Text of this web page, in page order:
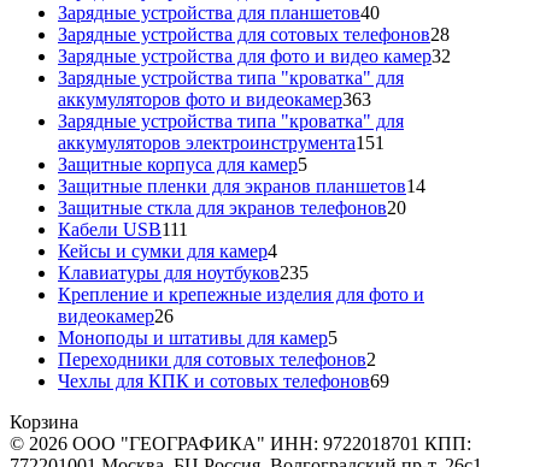
Зарядные устройства для планшетов4040
товаров
Зарядные устройства для сотовых телефонов2828
товаров
Зарядные устройства для фото и видео камер32
Зарядные устройства типа "кроватка" для
аккумуляторов фото и видеокамер363363
товара
Зарядные устройства типа "кроватка" для
аккумуляторов электроинструмента151
Защитные корпуса для камер55
товаров
Защитные пленки для экранов планшетов1414
Защитные сткла для экранов телефонов2020
Кабели USB111
товаров
Кейсы и сумки для камер44
товара
Клавиатуры для ноутбуков235235
товаров
Крепление и крепежные изделия для фото и
видеокамер2626
товаров
Моноподы и штативы для камер55
товаров
Переходники для сотовых телефонов2
товара
Чехлы для КПК и сотовых телефонов6969
Корзина
© 2026 ООО "ГЕОГРАФИКА" ИНН: 9722018701 КПП: